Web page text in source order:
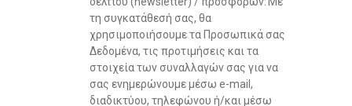
τη συγκατάθεσή σας, θα
χρησιμοποιήσουμε τα Προσωπικά σας
Δεδομένα, τις προτιμήσεις και τα
στοιχεία των συναλλαγών σας για να
σας ενημερώνουμε μέσω e-mail,
διαδικτύου, τηλεφώνου ή/και μέσω